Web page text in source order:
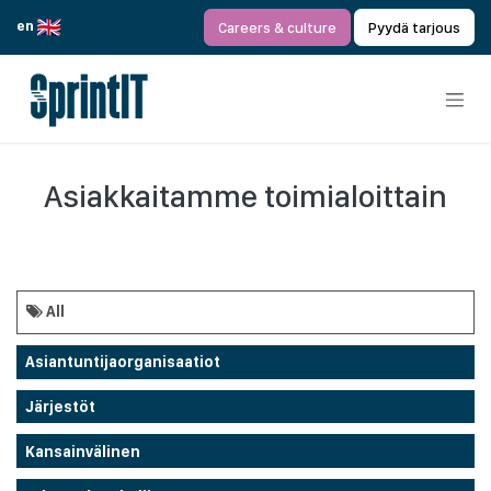
en
Careers & culture Pyydä tarjous
Asiakkaitamme toimialoittain
All
Asiantuntijaorganisaatiot
Järjestöt
Kansainvälinen